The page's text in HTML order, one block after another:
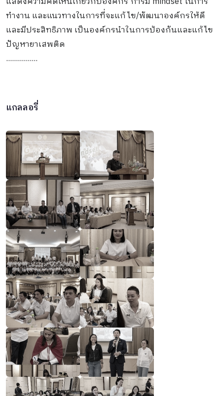
ทำงาน​ และแนวทางในการที่จะแก้ไข/พัฒนา​องค์กร​ให้ดี
และมีประสิทธิภาพ​ เป็นองค์กร​นำในการป้องกัน​และแก้ไข
ปัญหา​ยาเสพติด​
................
แกลลอรี่